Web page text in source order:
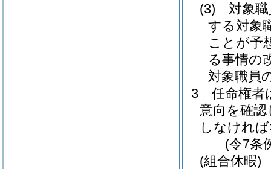
(3)
対象
する対象
ことが予
る事情の
対象職員
3
任命権者
意向を確
しなけれ
(令7条
(組合休暇)